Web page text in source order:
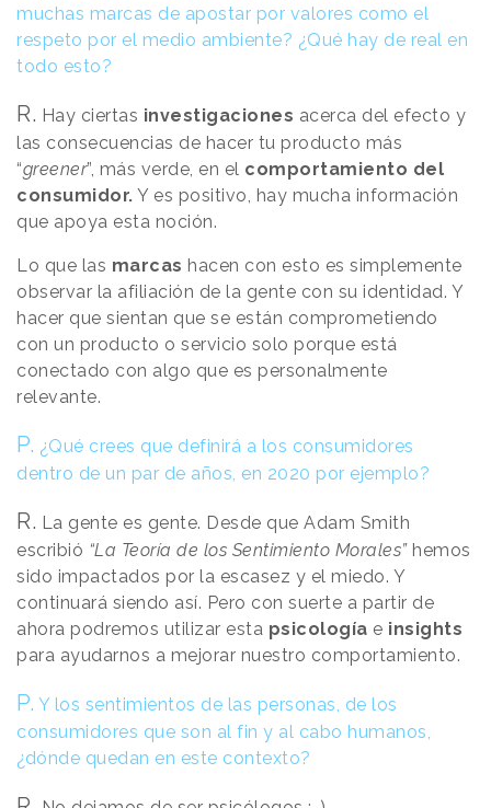
muchas marcas de apostar por valores como el
respeto por el medio ambiente? ¿Qué hay de real en
todo esto?
R. Hay ciertas investigaciones acerca del efecto y
las consecuencias de hacer tu producto más
“greener”, más verde, en el comportamiento del
consumidor. Y es positivo, hay mucha información
que apoya esta noción.
Lo que las marcas hacen con esto es simplemente
observar la afiliación de la gente con su identidad. Y
hacer que sientan que se están comprometiendo
con un producto o servicio solo porque está
conectado con algo que es personalmente
relevante.
P. ¿Qué crees que definirá a los consumidores
dentro de un par de años, en 2020 por ejemplo?
R. La gente es gente. Desde que Adam Smith
escribió “La Teoría de los Sentimiento Morales”hemos
sido impactados por la escasez y el miedo. Y
continuará siendo así. Pero con suerte a partir de
ahora podremos utilizar esta psicología e insights
para ayudarnos a mejorar nuestro comportamiento.
P. Y los sentimientos de las personas, de los
consumidores que son al fin y al cabo humanos,
¿dónde quedan en este contexto?